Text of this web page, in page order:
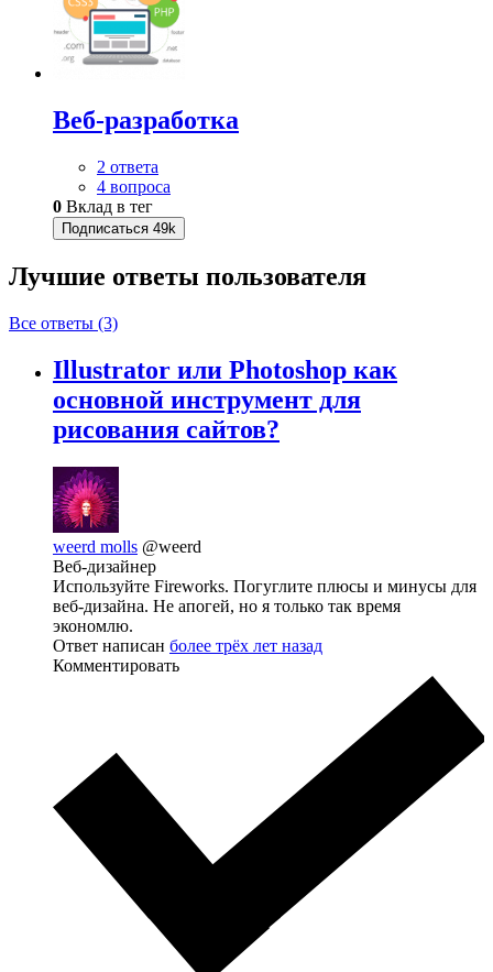
Веб-разработка
2 ответа
4 вопроса
0 Вклад в тег
Подписаться 49k
Лучшие ответы пользователя
Все ответы (3)
Illustrator или Photoshop как
основной инструмент для
рисования сайтов?
weerd molls @weerd
Веб-дизайнер
Используйте Fireworks. Погуглите плюсы и минусы для
веб-дизайна. Не апогей, но я только так время
экономлю.
Ответ написан более трёх лет назад
Комментировать